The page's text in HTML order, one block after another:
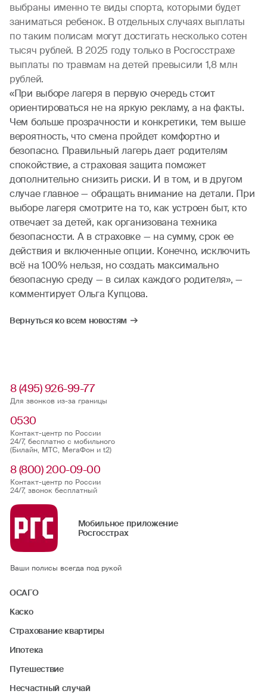
выбраны именно те виды спорта, которыми будет
заниматься ребенок. В отдельных случаях выплаты
по таким полисам могут достигать несколько сотен
тысяч рублей. В 2025 году только в Росгосстрахе
выплаты по травмам на детей превысили 1,8 млн
рублей.
«При выборе лагеря в первую очередь стоит
ориентироваться не на яркую рекламу, а на факты.
Чем больше прозрачности и конкретики, тем выше
вероятность, что смена пройдет комфортно и
безопасно. Правильный лагерь дает родителям
спокойствие, а страховая защита поможет
дополнительно снизить риски. И в том, и в другом
случае главное — обращать внимание на детали. При
выборе лагеря смотрите на то, как устроен быт, кто
отвечает за детей, как организована техника
безопасности. А в страховке — на сумму, срок ее
действия и включенные опции. Конечно, исключить
всё на 100% нельзя, но создать максимально
безопасную среду — в силах каждого родителя», —
комментирует Ольга Купцова.
Вернуться ко всем новостям
8 (495) 926-99-77
Для звонков из-за границы
0530
Контакт-центр по России
24/7, бесплатно с мобильного
(Билайн, МТС, МегаФон и t2)
8 (800) 200-09-00
Контакт-центр по России
24/7, звонок бесплатный
Мобильное приложение
Росгосстрах
Ваши полисы всегда под рукой
ОСАГО
Каско
Страхование квартиры
Ипотека
Путешествие
Несчастный случай